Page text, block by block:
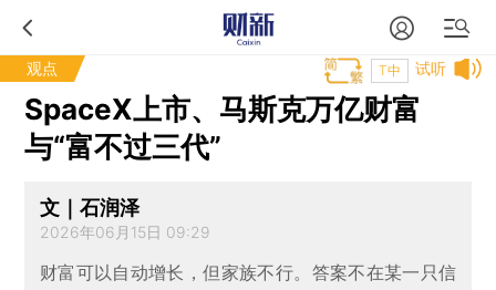
观点 试听
T中
SpaceX上市、马斯克万亿财富
与“富不过三代”
文｜石润泽
2026年06月15日 09:29
财富可以自动增长，但家族不行。答案不在某一只信